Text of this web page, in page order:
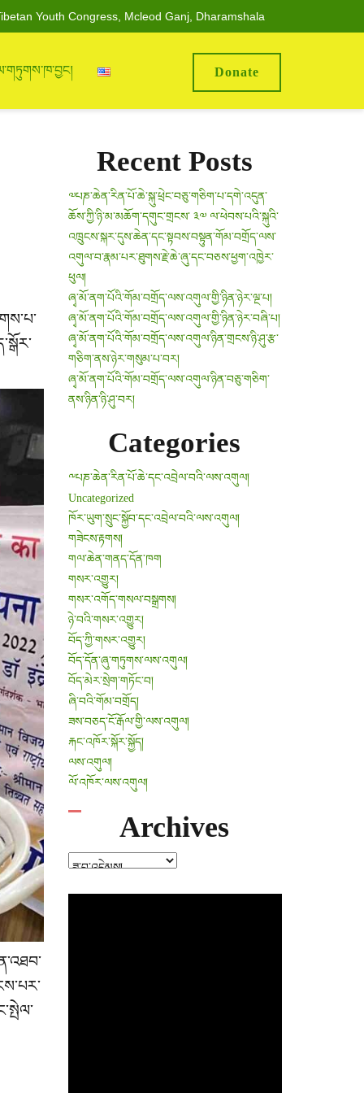
Youth Congress, Mcleod Ganj, Dharamshala
Donate
Recent Posts
༧པཎ་ཆེན་རིན་པོ་ཆེ་སྐུ་ཕྲེང་བཅུ་གཅིག་པ་དགེ་འདུན་
ཆོས་ཀྱི་ཉི་མ་མཆོག་དགུང་གྲངས་ ༣༧ ལ་ཕེབས་པའི་སྐུའི་
འཁྲུངས་སྐར་དུས་ཆེན་དང་སྟབས་བསྟུན་གོམ་བགྲོད་ལས་
འགུལ་བ་རྣམ་པར་ཐུགས་རྗེ་ཆེ་ཞུ་དང་བཅས་ཕྱག་འཁྱེར་
ཕུལ།
ཞྭ་མོ་ནག་པོའི་གོམ་བགྲོད་ལས་འགུལ་གྱི་ཉིན་ཉེར་ལྔ་པ།
ཞྭ་མོ་ནག་པོའི་གོམ་བགྲོད་ལས་འགུལ་གྱི་ཉིན་ཉེར་བཞི་པ།
ཞྭ་མོ་ནག་པོའི་གོམ་བགྲོད་ལས་འགུལ་ཉིན་གྲངས་ཉི་ཤུ་རྩ་
གཅིག་ནས་ཉེར་གསུམ་པ་བར།
ཞྭ་མོ་ནག་པོའི་གོམ་བགྲོད་ལས་འགུལ་ཉིན་བཅུ་གཅིག་
ནས་ཉིན་ཉི་ཤུ་བར།
Categories
༸པཎ་ཆེན་རིན་པོ་ཆེ་དང་འབྲེལ་བའི་ལས་འགུལ།
Uncategorized
ཁོར་ཡུག་སྲུང་སྐྱོབ་དང་འབྲེལ་བའི་ལས་འགུལ།
གཟེངས་རྟགས།
གལ་ཆེན་གནད་དོན་ཁག
གསར་འགྱུར།
གསར་འགོད་གསལ་བསྒྲགས།
ཉེ་བའི་གསར་འགྱུར།
བོད་ཀྱི་གསར་འགྱུར།
བོད་དོན་ཞུ་གཏུགས་ལས་འགུལ།
བོད་མེར་སྲེག་གཏོང་བ།
ཞི་བའི་གོམ་བགྲོད།
ཟས་བཅད་ངོ་རྒོལ་གྱི་ལས་འགུལ།
རྐང་འཁོར་སྐོར་སྐྱོད།
ལས་འགུལ།
ལོ་འཁོར་ལས་འགུལ།
Archives
Archives